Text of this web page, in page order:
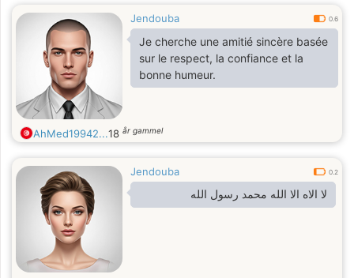
Jendouba 0.6
Je cherche une amitié sincère basée
sur le respect, la confiance et la
bonne humeur.
AhMed19942...18 år gammel
Jendouba 0.2
لا الاه الا الله محمد رسول الله